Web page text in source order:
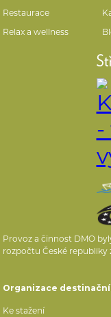
Restaurace
Relax a wellness
Provoz a činnost DMO
rozpočtu České
Organizace
Ke stažení